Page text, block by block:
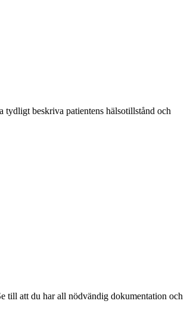
beskriva patientens hälsotillstånd och
till att du har all nödvändig dokumentation och